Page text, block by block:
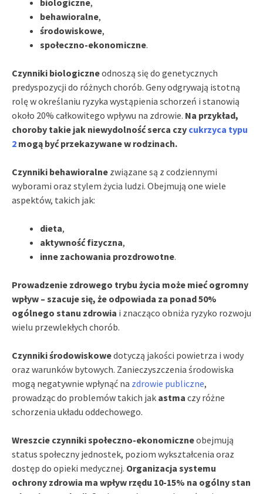
behawioralne,
środowiskowe,
społeczno-ekonomiczne.
Czynniki biologiczneodnoszą się do genetycznych
predyspozycji do różnych chorób. Geny odgrywają istotną
rolę w określaniu ryzyka wystąpienia schorzeń i stanowią
około 20% całkowitego wpływu na zdrowie. Na przykład,
choroby takie jak niewydolność serca czy cukrzyca typu
2 mogą być przekazywane w rodzinach.
Czynniki behawioralne związane są z codziennymi
wyborami oraz stylem życia ludzi. Obejmują one wiele
aspektów, takich jak:
dieta,
aktywność fizyczna,
inne zachowania prozdrowotne.
Prowadzenie zdrowego trybu życia może mieć ogromny
wpływ – szacuje się, że odpowiada za ponad 50%
ogólnego stanu zdrowia i znacząco obniża ryzyko rozwoju
wielu przewlekłych chorób.
Czynniki środowiskowedotyczą jakości powietrza i wody
oraz warunków bytowych. Zanieczyszczenia środowiska
mogą negatywnie wpłynąć na zdrowie publiczne,
prowadząc do problemów takich jak astma czy różne
schorzenia układu oddechowego.
Wreszcie czynniki społeczno-ekonomiczneobejmują
status społeczny jednostek, poziom wykształcenia oraz
dostęp do opieki medycznej. Organizacja systemu
ochrony zdrowia ma wpływ rzędu 10-15% na ogólny stan